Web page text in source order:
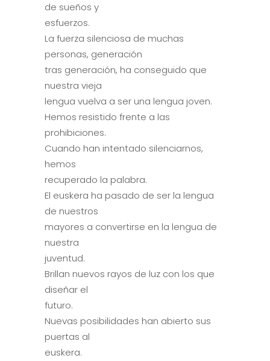
de sueños y
esfuerzos.
La fuerza silenciosa de muchas
personas, generación
tras generación, ha conseguido que
nuestra vieja
lengua vuelva a ser una lengua joven.
Hemos resistido frente a las
prohibiciones.
Cuando han intentado silenciarnos,
hemos
recuperado la palabra.
El euskera ha pasado de ser la lengua
de nuestros
mayores a convertirse en la lengua de
nuestra
juventud.
Brillan nuevos rayos de luz con los que
diseñar el
futuro.
Nuevas posibilidades han abierto sus
puertas al
euskera.